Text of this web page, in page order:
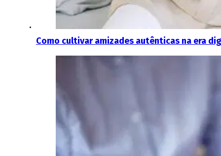
Como cultivar amizades autênticas na era